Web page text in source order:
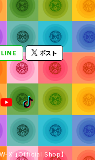
LINE ポスト
X 」Official Shop】